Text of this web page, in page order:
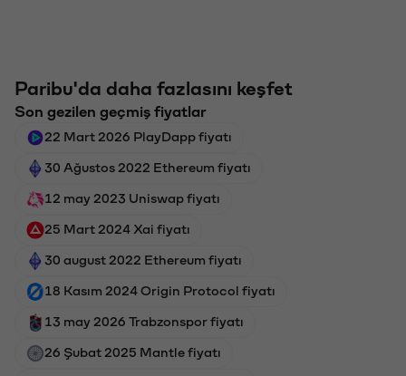
Paribu'da daha fazlasını keşfet
Son gezilen geçmiş fiyatlar
22 Mart 2026 PlayDapp fiyatı
30 Ağustos 2022 Ethereum fiyatı
12 may 2023 Uniswap fiyatı
25 Mart 2024 Xai fiyatı
30 august 2022 Ethereum fiyatı
18 Kasım 2024 Origin Protocol fiyatı
13 may 2026 Trabzonspor fiyatı
26 Şubat 2025 Mantle fiyatı